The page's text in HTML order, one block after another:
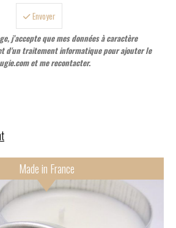
Envoyer
j’accepte que mes données à caractère
d'un traitement informatique pour ajouter le
et me recontacter.
Made in France